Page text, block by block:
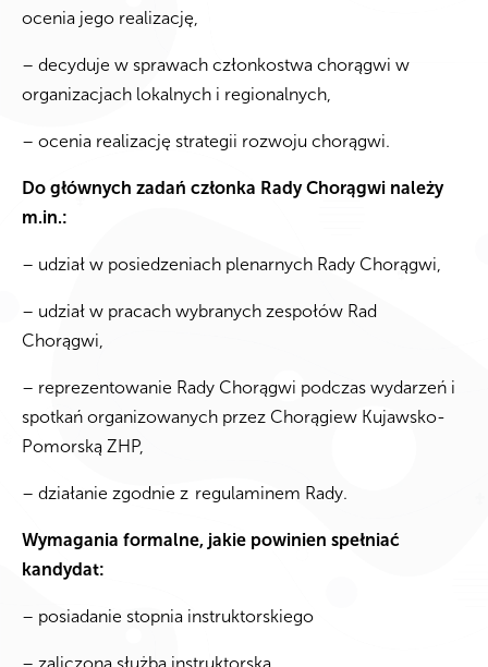
ocenia jego realizację,
– decyduje w sprawach członkostwa chorągwi w
organizacjach lokalnych i regionalnych,
– ocenia realizację strategii rozwoju chorągwi.
Do głównych zadań członka Rady Chorągwi należy
m.in.:
– udział w posiedzeniach plenarnych Rady Chorągwi,
– udział w pracach wybranych zespołów Rad
Chorągwi,
– reprezentowanie Rady Chorągwi podczas wydarzeń i
spotkań organizowanych przez Chorągiew Kujawsko-
Pomorską ZHP,
– działanie zgodnie z regulaminem Rady.
Wymagania formalne, jakie powinien spełniać
kandydat:
– posiadanie stopnia instruktorskiego